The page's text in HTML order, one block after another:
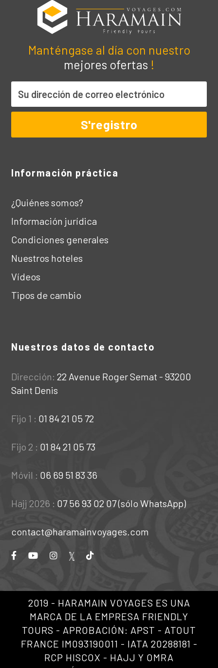
Manténgase al día con nuestro
mejores ofertas !
Información práctica
¿Quiénes somos?
Información jurídica
Condiciones generales
Nuestros hoteles
Vídeos
Tipos de cambio
Nuestros datos de contacto
Dirección: 22 Avenue Roger Semat - 93200
Saint Denis
Fijo 1 : 01 84 21 05 72
Fijo 2 : 01 84 21 05 73
Móvil : 06 69 51 83 36
Hajj 2026 : 07 56 93 02 07 (sólo WhatsApp)
contact@haramainvoyages.com
2019 - HARAMAIN VOYAGES ES UNA
MARCA DE LA EMPRESA FRIENDLY
TOURS - APROBACIÓN: APST - ATOUT
FRANCE IM093190011 - IATA 20288181 -
RCP HISCOX - HAJJ Y OMRA